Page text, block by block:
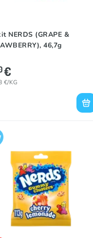
NERDS (GRAPE &
46,7g
€
€/KG